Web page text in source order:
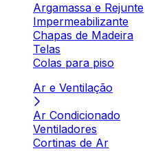
Argamassa e Rejunte
Impermeabilizante
Chapas de Madeira
Telas
Colas para piso
Ar e Ventilação
Ar Condicionado
Ventiladores
Cortinas de Ar